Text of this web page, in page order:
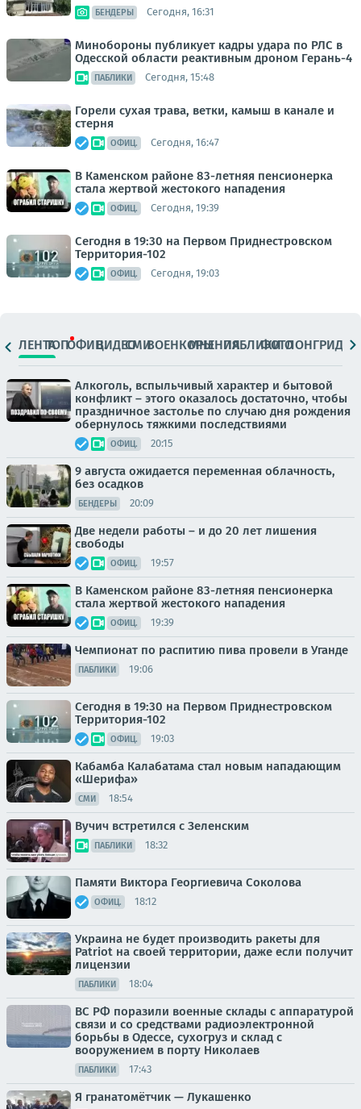
БЕНДЕРЫ Сегодня, 16:31
Минобороны публикует кадры удара по РЛС в
Одесской области реактивным дроном Герань-4
ПАБЛИКИ Сегодня, 15:48
Горели сухая трава, ветки, камыш в канале и
стерня
ОФИЦ. Сегодня, 16:47
В Каменском районе 83-летняя пенсионерка
стала жертвой жестокого нападения
ОФИЦ. Сегодня, 19:39
Сегодня в 19:30 на Первом Приднестровском
Территория-102
ОФИЦ. Сегодня, 19:03
ЛЕНТАТОПОФИЦ.ВИДЕОСМИВОЕНКОРЫМНЕНИЯПАБЛИКИ
ФОТОЛОНГРИДЫ
Алкоголь, вспыльчивый характер и бытовой
конфликт – этого оказалось достаточно, чтобы
праздничное застолье по случаю дня рождения
обернулось тяжкими последствиями
ОФИЦ. 20:15
9 августа ожидается переменная облачность,
без осадков
БЕНДЕРЫ 20:09
Две недели работы – и до 20 лет лишения
свободы
ОФИЦ. 19:57
В Каменском районе 83-летняя пенсионерка
стала жертвой жестокого нападения
ОФИЦ. 19:39
Чемпионат по распитию пива провели в Уганде
ПАБЛИКИ 19:06
Сегодня в 19:30 на Первом Приднестровском
Территория-102
ОФИЦ. 19:03
Кабамба Калабатама стал новым нападающим
«Шерифа»
СМИ 18:54
Вучич встретился с Зеленским
ПАБЛИКИ 18:32
Памяти Виктора Георгиевича Соколова
ОФИЦ. 18:12
Украина не будет производить ракеты для
Patriot на своей территории, даже если получит
лицензии
ПАБЛИКИ 18:04
ВС РФ поразили военные склады с аппаратурой
связи и со средствами радиоэлектронной
борьбы в Одессе, сухогруз и склад с
вооружением в порту Николаев
ПАБЛИКИ 17:43
Я гранатомётчик — Лукашенко